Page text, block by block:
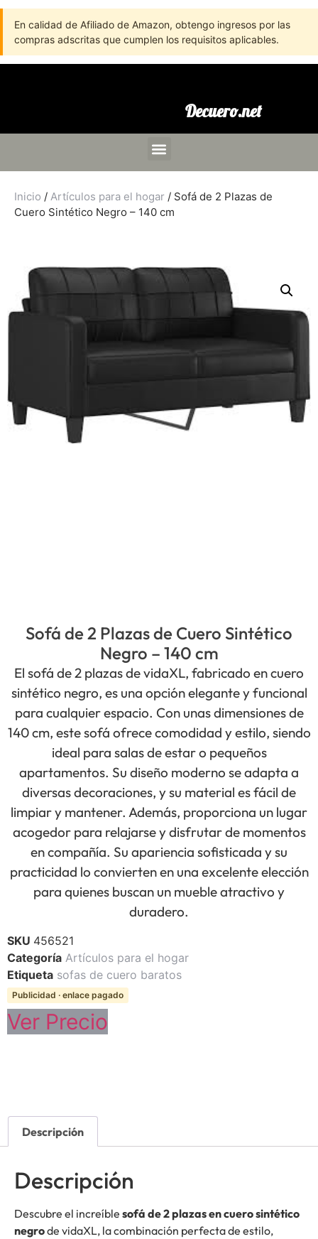
En calidad de Afiliado de Amazon, obtengo ingresos por las
compras adscritas que cumplen los requisitos aplicables.
Decuero.net
Inicio / Artículos para el hogar / Sofá de 2 Plazas de
Cuero Sintético Negro – 140 cm
Sofá de 2 Plazas de Cuero Sintético
Negro – 140 cm
El sofá de 2 plazas de vidaXL, fabricado en cuero
sintético negro, es una opción elegante y funcional
para cualquier espacio. Con unas dimensiones de
140 cm, este sofá ofrece comodidad y estilo, siendo
ideal para salas de estar o pequeños
apartamentos. Su diseño moderno se adapta a
diversas decoraciones, y su material es fácil de
limpiar y mantener. Además, proporciona un lugar
acogedor para relajarse y disfrutar de momentos
en compañía. Su apariencia sofisticada y su
practicidad lo convierten en una excelente elección
para quienes buscan un mueble atractivo y
duradero.
SKU 456521
Categoría Artículos para el hogar
Etiqueta sofas de cuero baratos
Publicidad · enlace pagado
Ver Precio
Descripción
Descripción
Descubre el increíble sofá de 2 plazas en cuero sintético
negrode vidaXL, la combinación perfecta de estilo,